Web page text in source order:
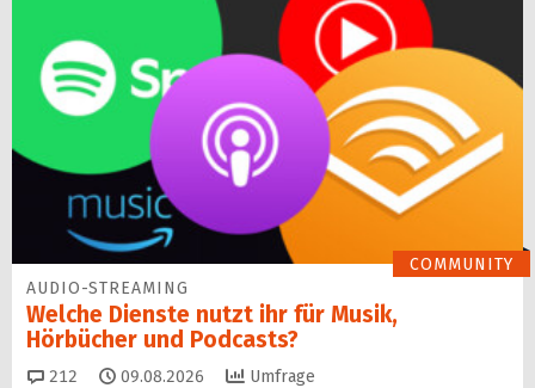
COMMUNITY
AUDIO-STREAMING
Welche Dienste nutzt ihr für Musik,
Hörbücher und Podcasts?
212 Kommentare
09.08.2026 Umfrage